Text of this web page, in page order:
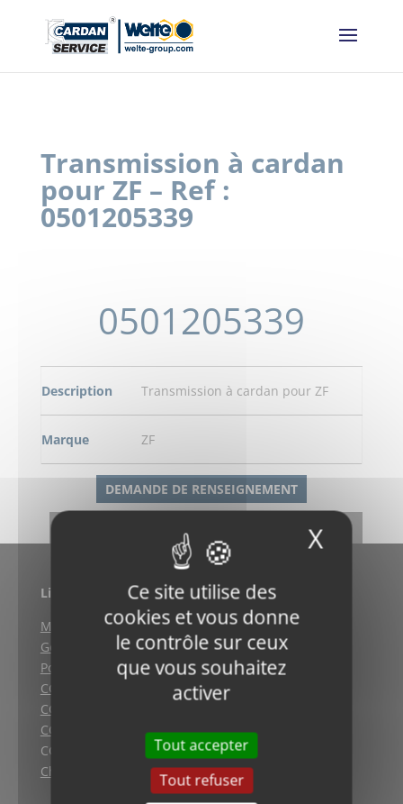
Ce site utilise des
cookies et vous donne
le contrôle sur ceux
que vous souhaitez
activer
Tout accepter
Tout refuser
X
Transmission à cardan
pour ZF – Ref :
0501205339
0501205339
Description Transmission à cardan pour ZF
Marque ZF
DEMANDE DE RENSEIGNEMENT
RETOUR
Liens utiles
Mentions légales
Gestion des cookies
Politique de confidentialité
CGV (Weyersheim)
CGV (Strasbourg)
CGV (Lyon)
CGV vente en ligne
Charte qualité